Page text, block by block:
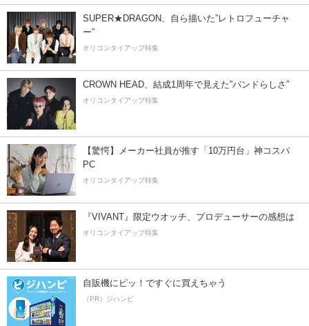
SUPER★DRAGON、自ら描いた”レトロフューチャ
ー”
オリコンタイアップ特集
CROWN HEAD、結成1周年で見えた”バンドらしさ”
オリコンタイアップ特集
【驚愕】メーカー社員が推す「10万円台」神コスパ
PC
オリコンタイアップ特集
『VIVANT』限定ウオッチ、プロデューサーの感想は
オリコンタイアップ特集
自販機にピッ！ですぐに買えちゃう
（PR）ジハンピ